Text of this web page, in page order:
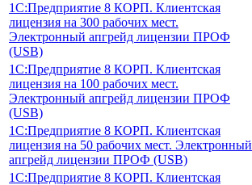
1С:Предприятие 8 КОРП. Клиентская
лицензия на 300 рабочих мест.
Электронный апгрейд лицензии ПРОФ
(USB)
1С:Предприятие 8 КОРП. Клиентская
лицензия на 100 рабочих мест.
Электронный апгрейд лицензии ПРОФ
(USB)
1С:Предприятие 8 КОРП. Клиентская
лицензия на 50 рабочих мест. Электронный
апгрейд лицензии ПРОФ (USB)
1С:Предприятие 8 КОРП. Клиентская